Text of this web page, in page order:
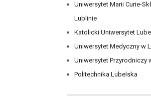
Uniwersytet Marii Curie-
Lublinie
Katolicki Uniwersytet
Uniwersytet Medyczny w
Uniwersytet Przyrodniczy
Politechnika Lubelska